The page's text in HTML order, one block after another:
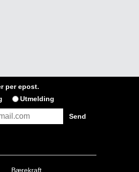
per epost.
Utmelding
Bærekraft